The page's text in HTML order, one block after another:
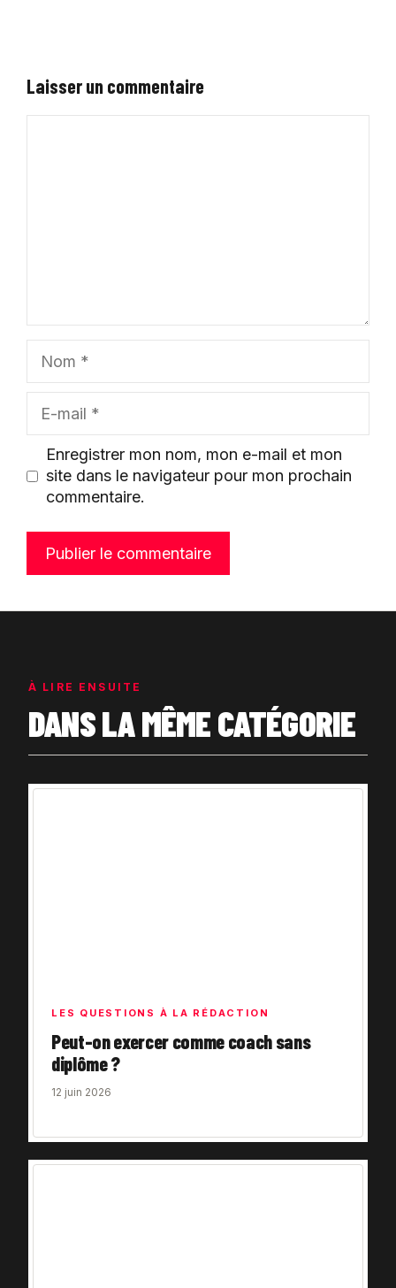
Laisser un commentaire
mail
Enregistrer mon nom, mon e-mail et mon
site dans le navigateur pour mon prochain
commentaire.
À LIRE ENSUITE
DANS LA MÊME CATÉGORIE
LES QUESTIONS À LA RÉDACTION
Peut-on exercer comme coach sans
diplôme ?
12 juin 2026